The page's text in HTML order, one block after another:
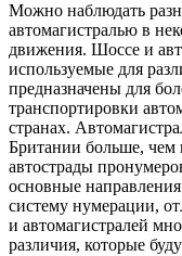
Можно наблюдать
автомагистралью в
движения. Шоссе и
используемые для
предназначены для
транспортировки
странах.
Британии больше, чем
автострады
основные
систему нумерации,
и автомагистралей
различия, которые